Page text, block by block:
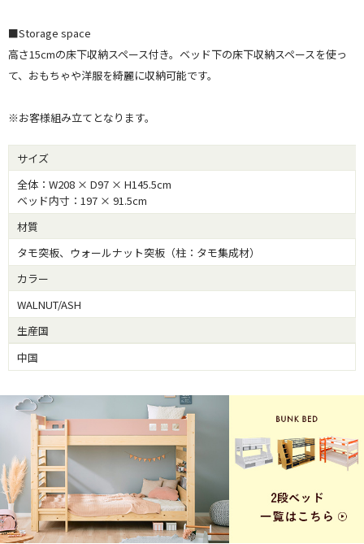
■Storage space
高さ15cmの床下収納スペース付き。ベッド下の床下収納スペースを使っ
て、おもちゃや洋服を綺麗に収納可能です。
※お客様組み立てとなります。
サイズ
全体：W208 × D97 × H145.5cm
ベッド内寸：197 × 91.5cm
材質
タモ突板、ウォールナット突板（柱：タモ集成材）
カラー
WALNUT/ASH
生産国
中国